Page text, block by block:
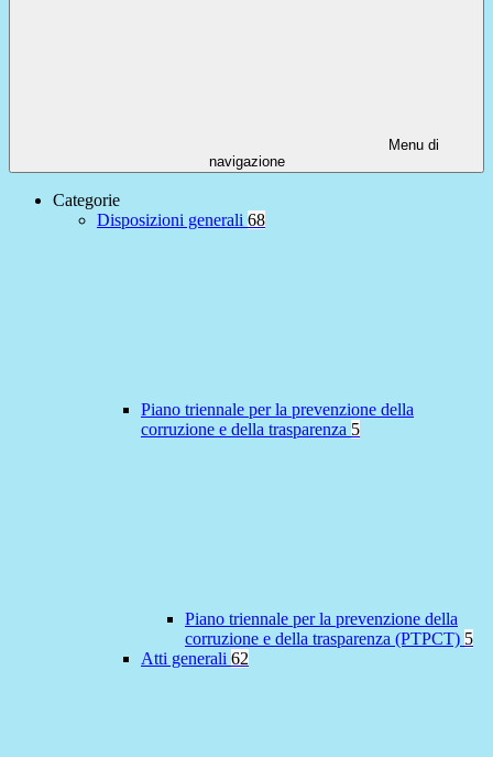
Menu di
navigazione
Categorie
Disposizioni generali 68
Piano triennale per la prevenzione della
corruzione e della trasparenza 5
Piano triennale per la prevenzione della
corruzione e della trasparenza (PTPCT) 5
Atti generali 62